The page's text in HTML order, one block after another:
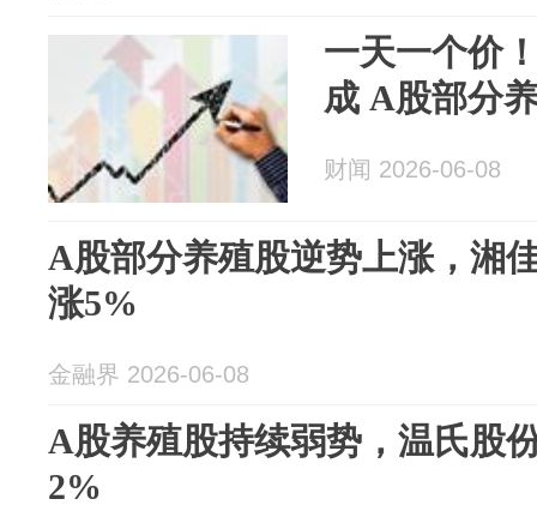
一天一个价
成 A股部分
财闻 2026-06-08
A股部分养殖股逆势上涨，湘
涨5%
金融界 2026-06-08
A股养殖股持续弱势，温氏股
2%